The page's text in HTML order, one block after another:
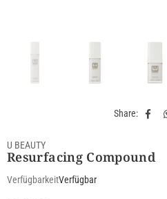
Share:
U BEAUTY
Resurfacing Compound
VerfügbarkeitVerfügbar